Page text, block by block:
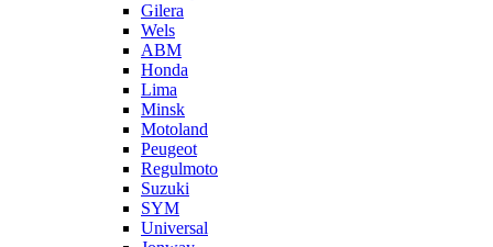
Gilera
Wels
ABM
Honda
Lima
Minsk
Motoland
Peugeot
Regulmoto
Suzuki
SYM
Universal